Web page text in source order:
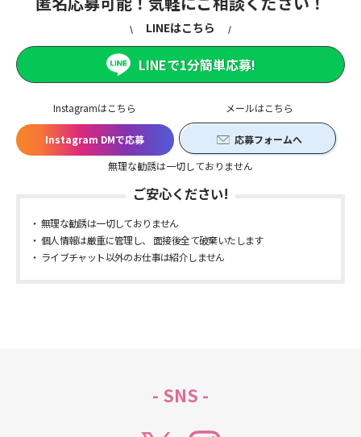
Instagramはこちら
Instagram DMで応募
メールはこちら
応募フォームへ
無理な勧誘は一切しておりません
LINEはこちら
LINEで1分簡単応募!
ご安心ください!
無理な勧誘は一切しておりません
個人情報は厳重に管理し、 面接後全て破棄いたします
ライブチャット以外のお仕事は紹介しません
- SNS -